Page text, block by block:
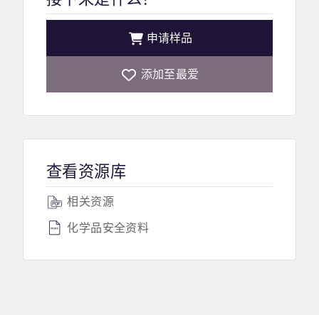
申请样品
添加至最爱
查看资源库
相关资源
化学品安全资料